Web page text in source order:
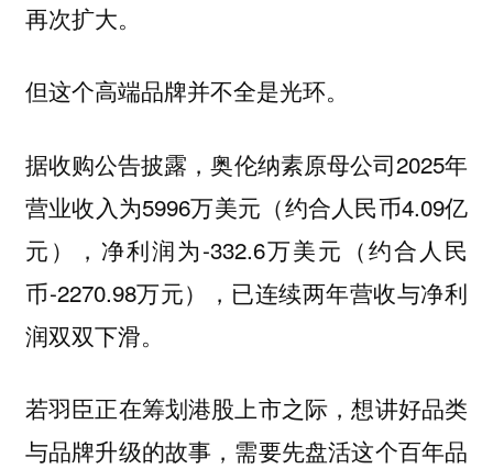
再次扩大。
但这个高端品牌并不全是光环。
据收购公告披露，奥伦纳素原母公司2025年
营业收入为5996万美元（约合人民币4.09亿
元），净利润为-332.6万美元（约合人民
币-2270.98万元），已连续两年营收与净利
润双双下滑。
若羽臣正在筹划港股上市之际，想讲好品类
与品牌升级的故事，需要先盘活这个百年品